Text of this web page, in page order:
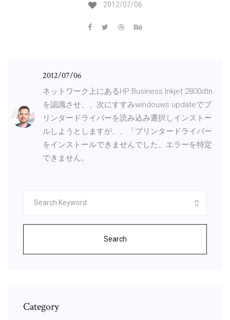
2012/07/06
2012/07/06
ネットワーク上にあるHP Business Inkjet 2800dtn
を認識させ、、次にすすみwindouws updateでプ
リンタードライバーを読み込み選択しインストー
ルしようとしますが、、「プリンタードライバー
をインストールできませんでした。エラーを特定
できません。
Search
Category